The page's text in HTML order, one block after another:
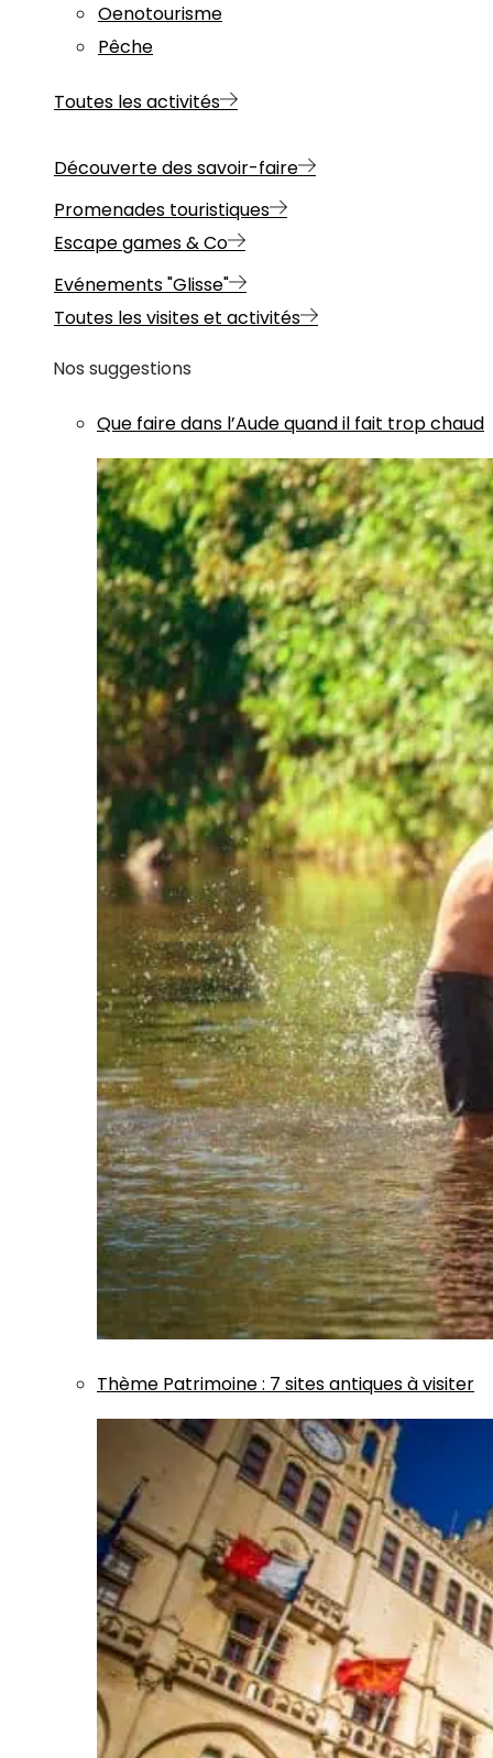
Oenotourisme
Pêche
Toutes les activités
Découverte des savoir-faire
Promenades touristiques
Escape games & Co
Evénements "Glisse"
Toutes les visites et activités
Nos suggestions
Que faire dans l’Aude quand il fait trop chaud
Thème Patrimoine: 7 sites antiques à visiter